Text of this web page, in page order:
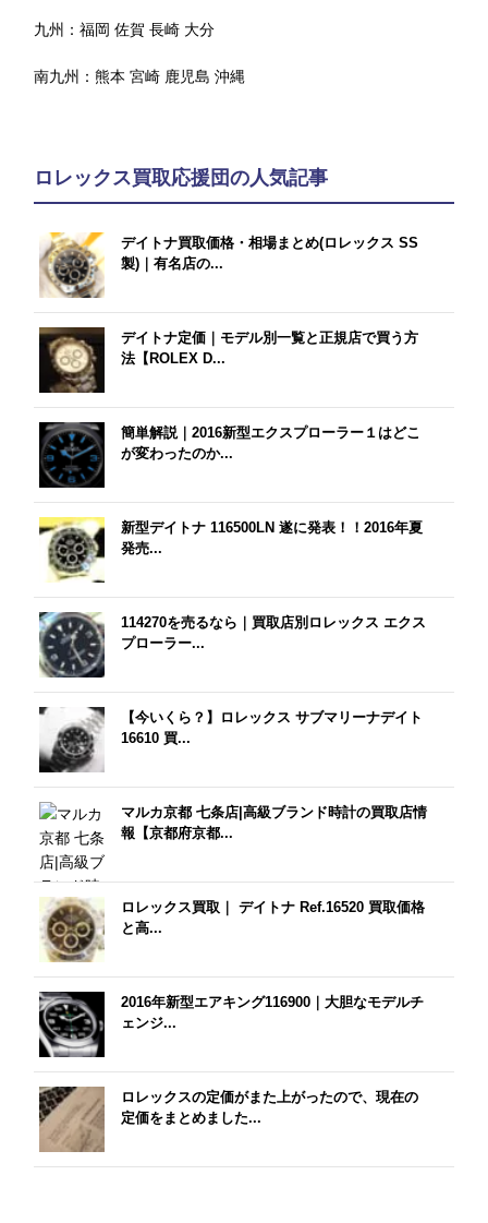
九州：福岡 佐賀 長崎 大分
南九州：熊本 宮崎 鹿児島 沖縄
ロレックス買取応援団の人気記事
デイトナ買取価格・相場まとめ(ロレックス SS
製)｜有名店の...
デイトナ定価｜モデル別一覧と正規店で買う方
法【ROLEX D...
簡単解説｜2016新型エクスプローラー１はどこ
が変わったのか...
新型デイトナ 116500LN 遂に発表！！2016年夏
発売...
114270を売るなら｜買取店別ロレックス エクス
プローラー...
【今いくら？】ロレックス サブマリーナデイト
16610 買...
マルカ京都 七条店|高級ブランド時計の買取店情
報【京都府京都...
ロレックス買取｜ デイトナ Ref.16520 買取価格
と高...
2016年新型エアキング116900｜大胆なモデルチ
ェンジ...
ロレックスの定価がまた上がったので、現在の
定価をまとめました...